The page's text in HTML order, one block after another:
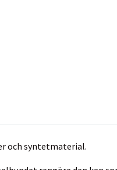
och syntetmaterial.